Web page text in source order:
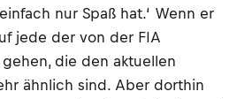
nur Spaß hat.‘ Wenn er
jede der von der FIA
die den aktuellen
ähnlich sind. Aber dorthin